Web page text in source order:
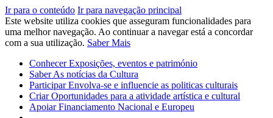
Ir para o conteúdo Ir para navegação principal
Este website utiliza cookies que asseguram funcionalidades para
uma melhor navegação. Ao continuar a navegar está a concordar
com a sua utilização. Saber Mais
ConhecerExposições, eventos e património
SaberAs notícias da Cultura
ParticiparEnvolva-se e influencie as politicas culturais
CriarOportunidades para a atividade artística e cultural
ApoiarFinanciamento Nacional e Europeu